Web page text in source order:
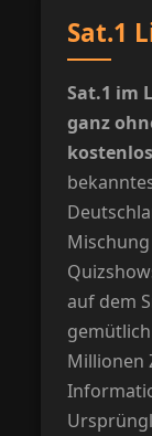
Sat.1
Sat.1 im
ganz
Mischung
auf dem
Millionen